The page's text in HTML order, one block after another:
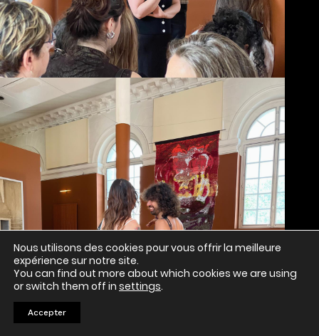
Nous utilisons des cookies pour vous offrir la meilleure
expérience sur notre site.
You can find out more about which cookies we are using
or switch them off in settings.
Accepter